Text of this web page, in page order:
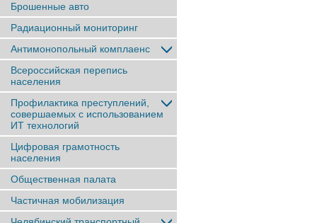
Брошенные авто
Радиационный мониторинг
Антимонопольный комплаенс
Всероссийская перепись
населения
Профилактика преступлений,
совершаемых с использованием
ИТ технологий
Цифровая грамотность
населения
Общественная палата
Частичная мобилизация